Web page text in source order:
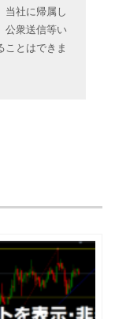
当社に帰属し
公衆送信等い
ことはできま